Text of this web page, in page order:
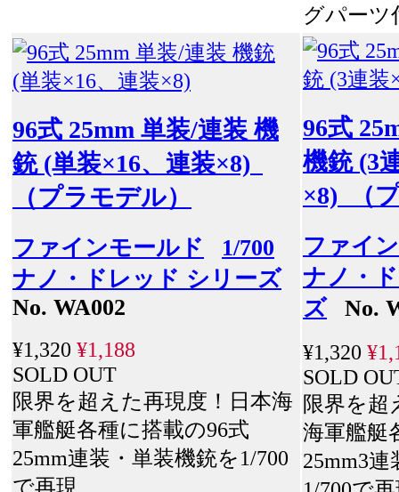
グパーツ
96式 25mm 単装/連装 機
銃 (単装×16、連装×8)
（プラモデル）
ファインモールド
1/700
ナノ・ドレッド シリーズ
No. WA002
¥1,320 ¥1,188
SOLD OUT
限界を超えた再現度！日本海
軍艦艇各種に搭載の96式
25mm連装・単装機銃を1/700
で再現
96式
機銃 (3
×8) （
ファイ
ナノ・
ズNo.
¥1,320
SOLD
限界を超
海軍艦艇
25mm3